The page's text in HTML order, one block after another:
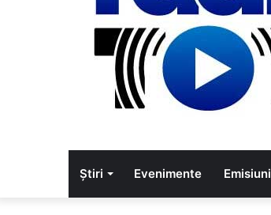
Știri Evenimente Emisiuni